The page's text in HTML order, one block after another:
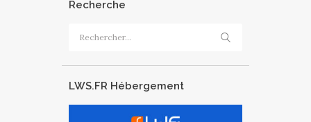
Recherche
LWS.FR Hébergement